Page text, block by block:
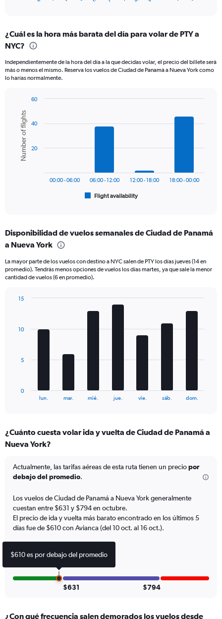
Range:
12
The
chart
axis
displaying
values.
Range:
¿Cuál es la hora más barata del día para volar de PTY a
NYC?
Independientemente de la hora del día a la que decidas volar, el precio del billete será
más o menos el mismo. Reserva los vuelos de Ciudad de Panamá a Nueva York como
lo harías normalmente.
chart
with
bars.
The
Range:
6
The
chart
Number
Range:
Chart
graphic.
Number of flights
Flight availability
00:00 - 06:00 06:00 - 12:00 12:00 - 18:00 18:00 - 00:00
20
40
60
Disponibilidad de vuelos semanales de Ciudad de Panamá
a Nueva York
La mayor parte de los vuelos con destino a NYC salen de PTY los días jueves (14 en
promedio). Tendrás menos opciones de vuelos los días martes, ya que sale la menor
cantidad de vuelos (6 en promedio).
The
Range:
7
The
chart
has
Y
axis
displaying
values.
to
15.
lun. mar. mié. jue. vie. sáb. dom.
0
5
10
15
¿Cuánto cuesta volar ida y vuelta de Ciudad de Panamá a
Nueva York?
Actualmente, las tarifas aéreas de esta ruta tienen un preciopor
debajo del promedio.
Los vuelos de Ciudad de Panamá a Nueva York generalmente
cuestan entre $631 y $794 en octubre.
El precio de ida y vuelta más barato encontrado en los últimos 5
días fue de $610 con Avianca (del 10 oct. al 16 oct.).
$631 $794
¿Con qué frecuencia salen demorados los vuelos desde
$610 es por debajo del promedio